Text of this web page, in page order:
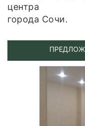
центра
города Сочи.